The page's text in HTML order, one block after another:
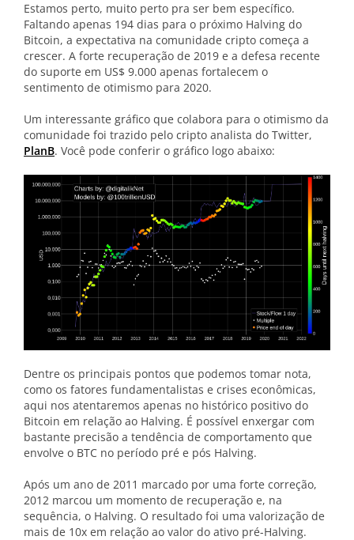
Estamos perto, muito perto pra ser bem específico.
Faltando apenas 194 dias para o próximo Halving do
Bitcoin, a expectativa na comunidade cripto começa a
crescer. A forte recuperação de 2019 e a defesa recente
do suporte em US$ 9.000 apenas fortalecem o
sentimento de otimismo para 2020.
Um interessante gráfico que colabora para o otimismo da
comunidade foi trazido pelo cripto analista do Twitter,
PlanB. Você pode conferir o gráfico logo abaixo:
Dentre os principais pontos que podemos tomar nota,
como os fatores fundamentalistas e crises econômicas,
aqui nos atentaremos apenas no histórico positivo do
Bitcoin em relação ao Halving. É possível enxergar com
bastante precisão a tendência de comportamento que
envolve o BTC no período pré e pós Halving.
Após um ano de 2011 marcado por uma forte correção,
2012 marcou um momento de recuperação e, na
sequência, o Halving. O resultado foi uma valorização de
mais de 10x em relação ao valor do ativo pré-Halving.